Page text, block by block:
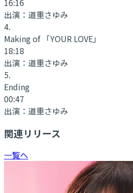
16:16
出演： 道重さゆみ
4.
Making of 「YOUR LOVE」
18:18
出演： 道重さゆみ
5.
Ending
00:47
出演： 道重さゆみ
関連リリース
一覧へ